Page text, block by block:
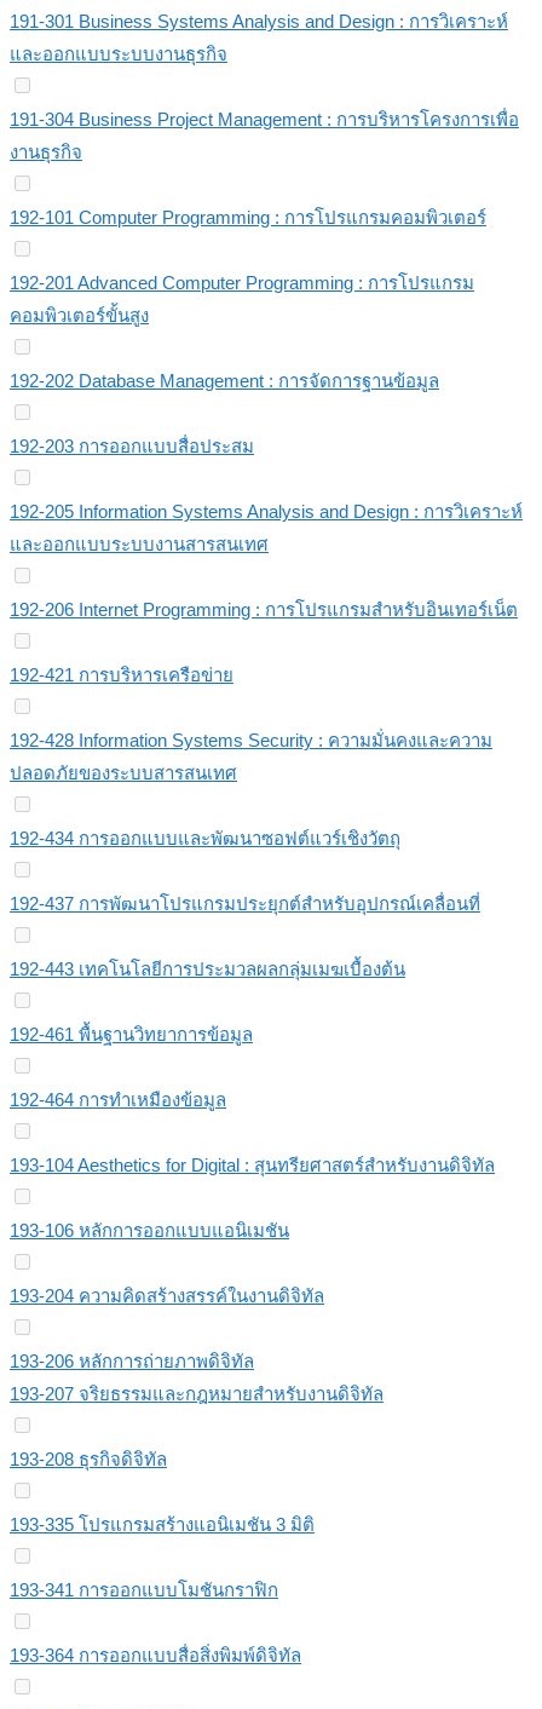
191-301 Business Systems Analysis and Design : การวิเคราะห์
และออกแบบระบบงานธุรกิจ
191-304 Business Project Management : การบริหารโครงการเพื่อ
งานธุรกิจ
192-101 Computer Programming : การโปรแกรมคอมพิวเตอร์
192-201 Advanced Computer Programming : การโปรแกรม
คอมพิวเตอร์ขั้นสูง
192-202 Database Management : การจัดการฐานข้อมูล
192-203 การออกแบบสื่อประสม
192-205 Information Systems Analysis and Design : การวิเคราะห์
และออกแบบระบบงานสารสนเทศ
192-206 Internet Programming : การโปรแกรมสำหรับอินเทอร์เน็ต
192-421 การบริหารเครือข่าย
192-428 Information Systems Security : ความมั่นคงและความ
ปลอดภัยของระบบสารสนเทศ
192-434 การออกแบบและพัฒนาซอฟต์แวร์เชิงวัตถุ
192-437 การพัฒนาโปรแกรมประยุกต์สำหรับอุปกรณ์เคลื่อนที่
192-443 เทคโนโลยีการประมวลผลกลุ่มเมฆเบื้องต้น
192-461 พื้นฐานวิทยาการข้อมูล
192-464 การทำเหมืองข้อมูล
193-104 Aesthetics for Digital : สุนทรียศาสตร์สำหรับงานดิจิทัล
193-106 หลักการออกแบบแอนิเมชัน
193-204 ความคิดสร้างสรรค์ในงานดิจิทัล
193-206 หลักการถ่ายภาพดิจิทัล
193-207 จริยธรรมและกฎหมายสำหรับงานดิจิทัล
193-208 ธุรกิจดิจิทัล
193-335 โปรแกรมสร้างแอนิเมชัน 3 มิติ
193-341 การออกแบบโมชันกราฟิก
193-364 การออกแบบสื่อสิ่งพิมพ์ดิจิทัล